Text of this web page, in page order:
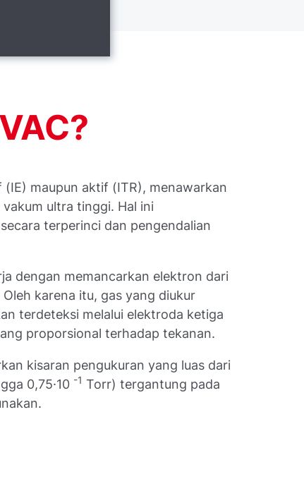
(IE) maupun aktif (ITR), menawarkan
ultra tinggi. Hal ini
terperinci dan pengendalian
dengan memancarkan elektron dari
karena itu, gas yang diukur
terdeteksi melalui elektroda ketiga
proporsional terhadap tekanan.
kisaran pengukuran yang luas dari
0,75·10 -1 Torr) tergantung pada